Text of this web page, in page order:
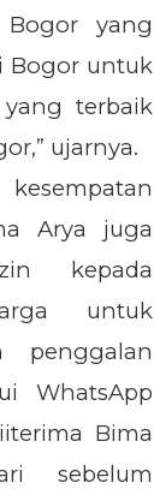
yang
Bogor untuk
terbaik
ujarnya.
Arya juga
kepada
untuk
penggalan
WhatsApp
Bima
sebelum